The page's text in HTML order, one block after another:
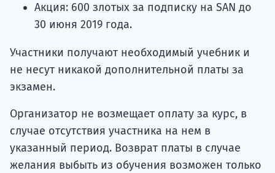
Акция: 600 злотых за подписку на SAN до
30 июня 2019 года.
Участники получают необходимый учебник и
не несут никакой дополнительной платы за
экзамен.
Организатор не возмещает оплату за курс, в
случае отсутствия участника на нем в
указанный период. Возврат платы в случае
желания выбыть из обучения возможен только